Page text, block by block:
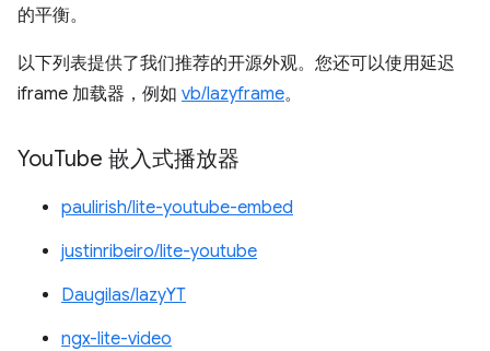
的平衡。
以下列表提供了我们推荐的开源外观。您还可以使用延迟
iframe 加载器，例如 vb/lazyframe。
YouTube 嵌入式播放器
paulirish/lite-youtube-embed
justinribeiro/lite-youtube
Daugilas/lazyYT
ngx-lite-video